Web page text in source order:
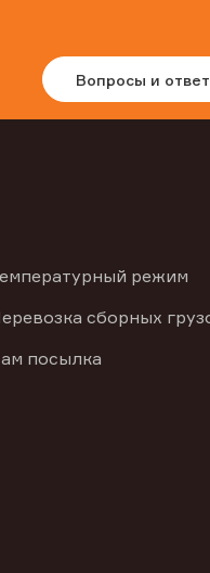
Вопросы и
режим
сборных
посылка